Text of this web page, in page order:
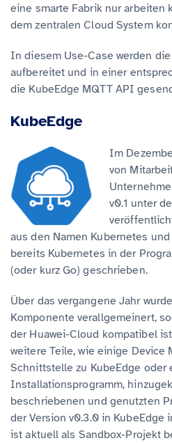
eine smarte Fabrik nur arbeiten
dem zentralen Cloud System
In diesem Use-Case werden
aufbereitet und in einer
die KubeEdge MQTT API
KubeEdge
Im
von
v0.1 unter
aus den Namen Kubernetes
bereits Kubernetes in der
(oder kurz Go) geschrieben.
Über das vergangene Jahr
Komponente verallgemeinert,
der Huawei-Cloud kompatibel
weitere Teile, wie einige Device
Schnittstelle zu KubeEdge oder
Installationsprogramm,
beschriebenen und genutzten
der Version v0.3.0 in KubeEdge
ist aktuell als Sandbox-Projekt